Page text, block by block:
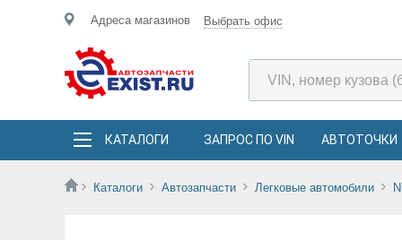
Адреса магазинов Выбрать офис
КАТАЛОГИ ЗАПРОС ПО VIN АВТОТОЧКИ
Каталоги Автозапчасти Легковые автомобили